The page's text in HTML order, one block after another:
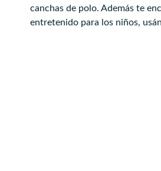
canchas de polo. Además te
entretenido para los niños,